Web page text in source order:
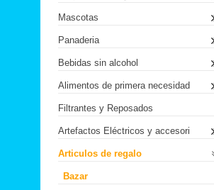
Mascotas
Panaderia
Bebidas sin alcohol
Alimentos de primera necesidad
Filtrantes y Reposados
Artefactos Eléctricos y accesori
Articulos de regalo
Bazar